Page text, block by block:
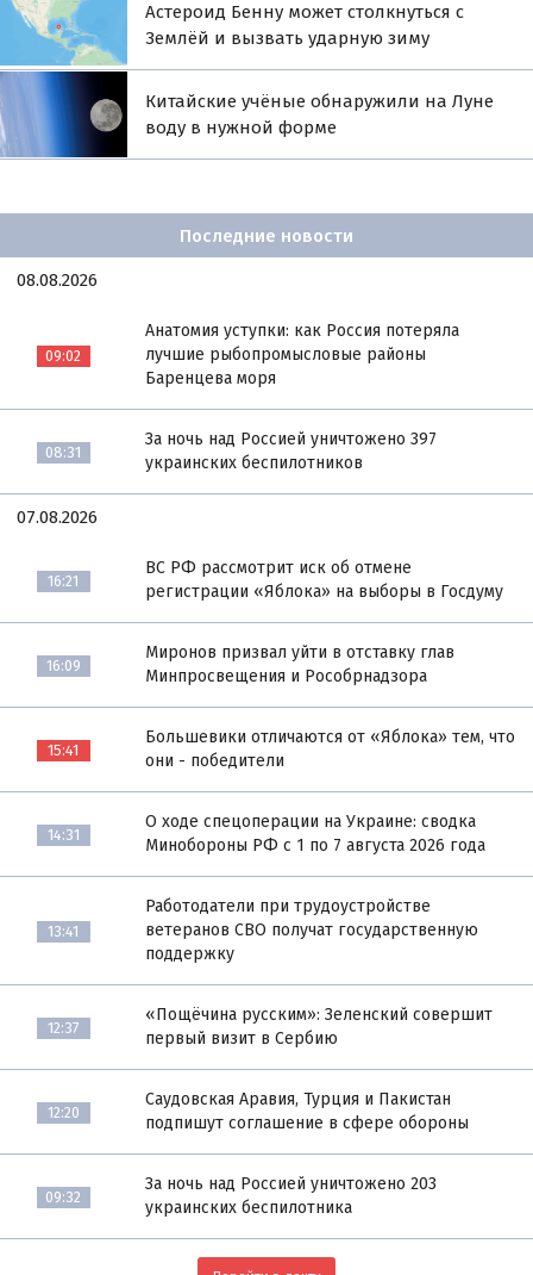
Астероид Бенну может столкнуться с
Землёй и вызвать ударную зиму
Китайские учёные обнаружили на Луне
воду в нужной форме
Последние новости
08.08.2026
09:02
Анатомия уступки: как Россия потеряла
лучшие рыбопромысловые районы
Баренцева моря
08:31
За ночь над Россией уничтожено 397
украинских беспилотников
07.08.2026
16:21
ВС РФ рассмотрит иск об отмене
регистрации «Яблока» на выборы в Госдуму
16:09
Миронов призвал уйти в отставку глав
Минпросвещения и Рособрнадзора
15:41
Большевики отличаются от «Яблока» тем, что
они - победители
14:31
О ходе спецоперации на Украине: сводка
Минобороны РФ с 1 по 7 августа 2026 года
13:41
Работодатели при трудоустройстве
ветеранов СВО получат государственную
поддержку
12:37
«Пощёчина русским»: Зеленский совершит
первый визит в Сербию
12:20
Саудовская Аравия, Турция и Пакистан
подпишут соглашение в сфере обороны
09:32
За ночь над Россией уничтожено 203
украинских беспилотника